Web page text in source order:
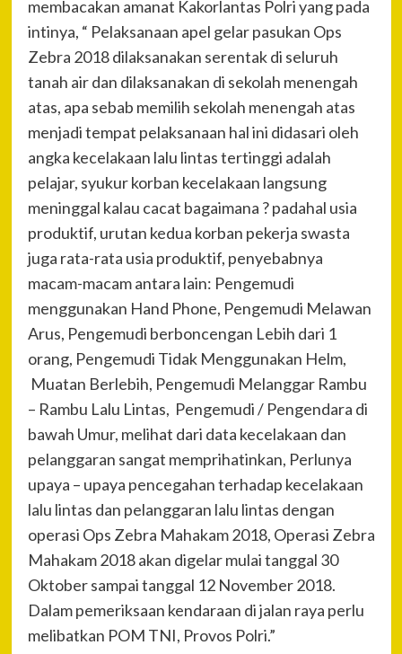
membacakan amanat Kakorlantas Polri yang pada
intinya, “ Pelaksanaan apel gelar pasukan Ops
Zebra 2018 dilaksanakan serentak di seluruh
tanah air dan dilaksanakan di sekolah menengah
atas, apa sebab memilih sekolah menengah atas
menjadi tempat pelaksanaan hal ini didasari oleh
angka kecelakaan lalu lintas tertinggi adalah
pelajar, syukur korban kecelakaan langsung
meninggal kalau cacat bagaimana ? padahal usia
produktif, urutan kedua korban pekerja swasta
juga rata-rata usia produktif, penyebabnya
macam-macam antara lain: Pengemudi
menggunakan Hand Phone, Pengemudi Melawan
Arus, Pengemudi berboncengan Lebih dari 1
orang, Pengemudi Tidak Menggunakan Helm,
Muatan Berlebih, Pengemudi Melanggar Rambu
– Rambu Lalu Lintas, Pengemudi / Pengendara di
bawah Umur, melihat dari data kecelakaan dan
pelanggaran sangat memprihatinkan, Perlunya
upaya – upaya pencegahan terhadap kecelakaan
lalu lintas dan pelanggaran lalu lintas dengan
operasi Ops Zebra Mahakam 2018, Operasi Zebra
Mahakam 2018 akan digelar mulai tanggal 30
Oktober sampai tanggal 12 November 2018.
Dalam pemeriksaan kendaraan di jalan raya perlu
melibatkan POM TNI, Provos Polri.”